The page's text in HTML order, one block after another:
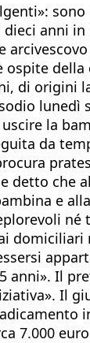
anni
ospite
di
la
da
detto che
e
anni». Il
Il
7.000